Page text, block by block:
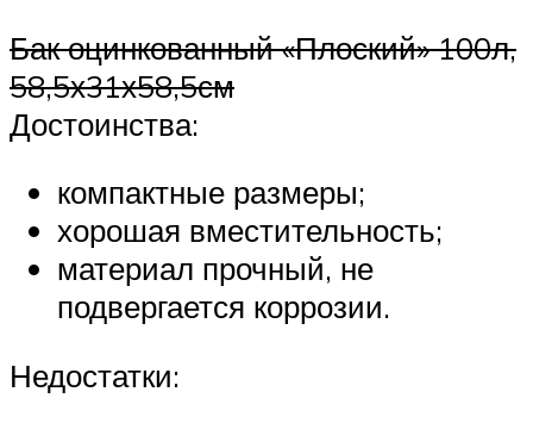
Бак оцинкованный «Плоский» 100л,
58,5х31х58,5см
Достоинства:
компактные размеры;
хорошая вместительность;
материал прочный, не
подвергается коррозии.
Недостатки: